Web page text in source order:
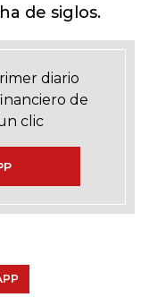
de siglos.
diario
de
clic